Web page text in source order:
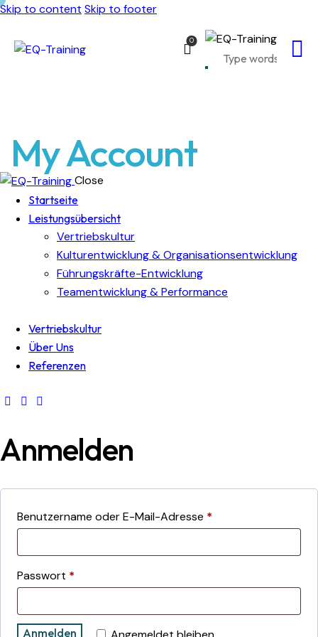
Skip to content Skip to footer
0
My Account
Close
Startseite
Leistungsübersicht
Vertriebskultur
Kulturentwicklung & Organisationsentwicklung
Führungskräfte-Entwicklung
Teamentwicklung & Performance
Vertriebskultur
Über Uns
Referenzen
Anmelden
Benutzername oder E-Mail-Adresse *
Passwort *
Anmelden